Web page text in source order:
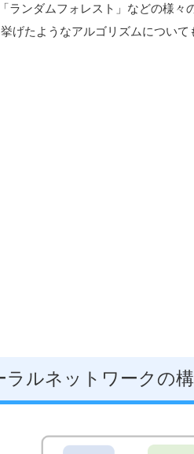
ランダムフォレスト」などの様
げたようなアルゴリズムについて
ラルネットワークの